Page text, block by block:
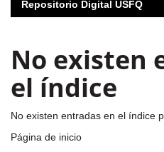
Repositorio Digital USFQ
No existen
el índice
No existen entradas en el índice
Página de inicio